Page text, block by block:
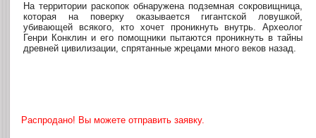
На территории раскопок обнаружена подземная сокровищница,
которая на поверку оказывается гигантской ловушкой,
убивающей всякого, кто хочет проникнуть внутрь. Археолог
Генри Конклин и его помощники пытаются проникнуть в тайны
древней цивилизации, спрятанные жрецами много веков назад.
Распродано! Вы можете отправить заявку.